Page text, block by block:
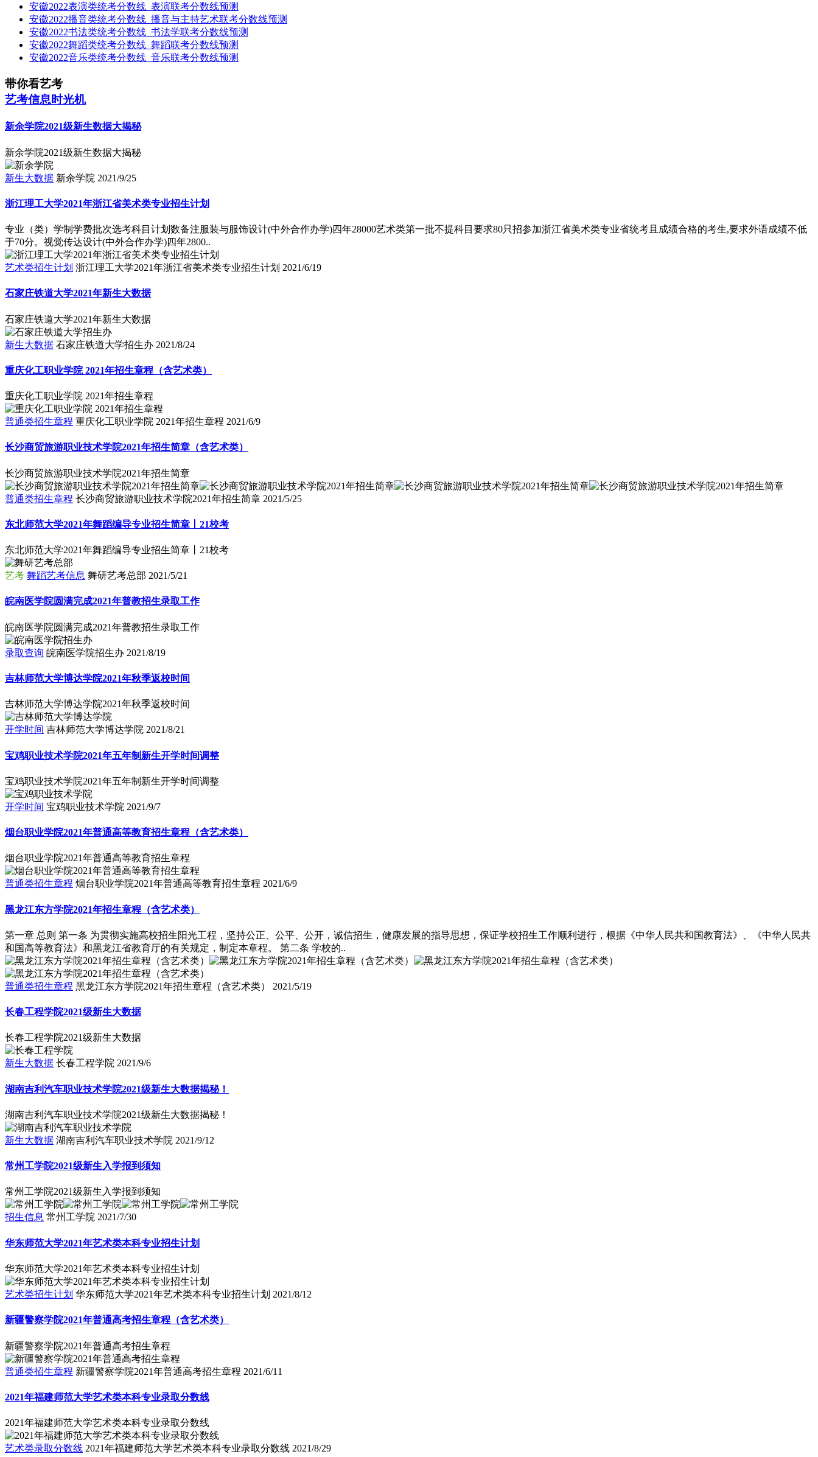
安徽2022表演类统考分数线_表演联考分数线预测
安徽2022播音类统考分数线_播音与主持艺术联考分数线预测
安徽2022书法类统考分数线_书法学联考分数线预测
安徽2022舞蹈类统考分数线_舞蹈联考分数线预测
安徽2022音乐类统考分数线_音乐联考分数线预测
带你看艺考
艺考信息时光机
新余学院2021级新生数据大揭秘
新余学院2021级新生数据大揭秘
新生大数据 新余学院 2021/9/25
浙江理工大学2021年浙江省美术类专业招生计划
专业（类）学制学费批次选考科目计划数备注服装与服饰设计(中外合作办学)四年28000艺术类第一批不提科目要求80只招参加浙江省美术类专业省统考且成绩合格的考生,要求外语成绩不低
于70分。视觉传达设计(中外合作办学)四年2800..
艺术类招生计划 浙江理工大学2021年浙江省美术类专业招生计划 2021/6/19
石家庄铁道大学2021年新生大数据
石家庄铁道大学2021年新生大数据
新生大数据 石家庄铁道大学招生办 2021/8/24
重庆化工职业学院 2021年招生章程（含艺术类）
重庆化工职业学院 2021年招生章程
普通类招生章程 重庆化工职业学院 2021年招生章程 2021/6/9
长沙商贸旅游职业技术学院2021年招生简章（含艺术类）
长沙商贸旅游职业技术学院2021年招生简章
普通类招生章程 长沙商贸旅游职业技术学院2021年招生简章 2021/5/25
东北师范大学2021年舞蹈编导专业招生简章丨21校考
东北师范大学2021年舞蹈编导专业招生简章丨21校考
艺考 舞蹈艺考信息 舞研艺考总部 2021/5/21
皖南医学院圆满完成2021年普教招生录取工作
皖南医学院圆满完成2021年普教招生录取工作
录取查询 皖南医学院招生办 2021/8/19
吉林师范大学博达学院2021年秋季返校时间
吉林师范大学博达学院2021年秋季返校时间
开学时间 吉林师范大学博达学院 2021/8/21
宝鸡职业技术学院2021年五年制新生开学时间调整
宝鸡职业技术学院2021年五年制新生开学时间调整
开学时间 宝鸡职业技术学院 2021/9/7
烟台职业学院2021年普通高等教育招生章程（含艺术类）
烟台职业学院2021年普通高等教育招生章程
普通类招生章程 烟台职业学院2021年普通高等教育招生章程 2021/6/9
黑龙江东方学院2021年招生章程（含艺术类）
第一章 总则 第一条 为贯彻实施高校招生阳光工程，坚持公正、公平、公开，诚信招生，健康发展的指导思想，保证学校招生工作顺利进行，根据《中华人民共和国教育法》、《中华人民共
和国高等教育法》和黑龙江省教育厅的有关规定，制定本章程。 第二条 学校的..
普通类招生章程 黑龙江东方学院2021年招生章程（含艺术类） 2021/5/19
长春工程学院2021级新生大数据
长春工程学院2021级新生大数据
新生大数据 长春工程学院 2021/9/6
湖南吉利汽车职业技术学院2021级新生大数据揭秘！
湖南吉利汽车职业技术学院2021级新生大数据揭秘！
新生大数据 湖南吉利汽车职业技术学院 2021/9/12
常州工学院2021级新生入学报到须知
常州工学院2021级新生入学报到须知
招生信息 常州工学院 2021/7/30
华东师范大学2021年艺术类本科专业招生计划
华东师范大学2021年艺术类本科专业招生计划
艺术类招生计划 华东师范大学2021年艺术类本科专业招生计划 2021/8/12
新疆警察学院2021年普通高考招生章程（含艺术类）
新疆警察学院2021年普通高考招生章程
普通类招生章程 新疆警察学院2021年普通高考招生章程 2021/6/11
2021年福建师范大学艺术类本科专业录取分数线
2021年福建师范大学艺术类本科专业录取分数线
艺术类录取分数线 2021年福建师范大学艺术类本科专业录取分数线 2021/8/29